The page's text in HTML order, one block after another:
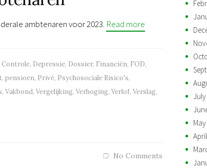
ambtenaren voor 2023. Read more
Controle, Depressie, Dossier, Financiën, FOD,
, pensioen, Privé, Psychosociale Risico's,
, Vakbond, Vergelijking, Verhoging, Verlof, Verslag,
No Comments